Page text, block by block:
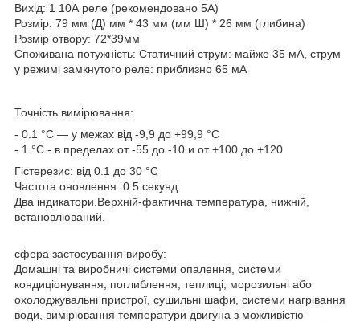
Вихід: 1 10А реле (рекомендовано 5А)
Розмір: 79 мм (Д) мм * 43 мм (мм Ш) * 26 мм (глибина)
Розмір отвору: 72*39мм
Споживана потужність: Статичний струм: майже 35 мА, струм
у режимі замкнутого реле: приблизно 65 мА
Точність вимірювання:
- 0.1 °C — у межах від -9,9 до +99,9 °C
- 1 °C - в пределах от -55 до -10 и от +100 до +120
Гістерезис: від 0.1 до 30 °C
Частота оновлення: 0.5 секунд.
Два індикатори.Верхній-фактична температура, нижній,
встановлюваний.
сфера застосування виробу:
Домашні та виробничі системи опалення, системи
кондиціонування, поглиблення, теплиці, морозильні або
охолоджувальні пристрої, сушильні шафи, системи нагрівання
води, вимірювання температури двигуна з можливістю